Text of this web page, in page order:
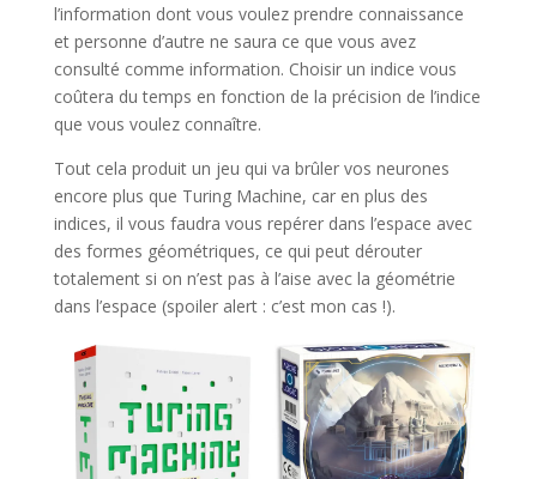
l’information dont vous voulez prendre connaissance
et personne d’autre ne saura ce que vous avez
consulté comme information. Choisir un indice vous
coûtera du temps en fonction de la précision de l’indice
que vous voulez connaître.
Tout cela produit un jeu qui va brûler vos neurones
encore plus que Turing Machine, car en plus des
indices, il vous faudra vous repérer dans l’espace avec
des formes géométriques, ce qui peut dérouter
totalement si on n’est pas à l’aise avec la géométrie
dans l’espace (spoiler alert : c’est mon cas !).